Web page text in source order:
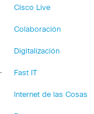
Cisco Live
Colaboración
Digitalización
Fast IT
Internet de las Cosas